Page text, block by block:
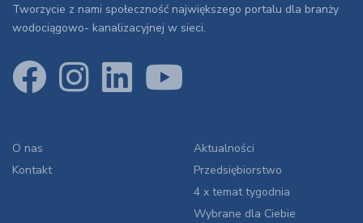
Tworzycie z nami społeczność największego portalu dla branży
wodociągowo- kanalizacyjnej w sieci.
O nas
Kontakt
Aktualności
Przedsiębiorstwo
4 x temat tygodnia
Wybrane dla Ciebie